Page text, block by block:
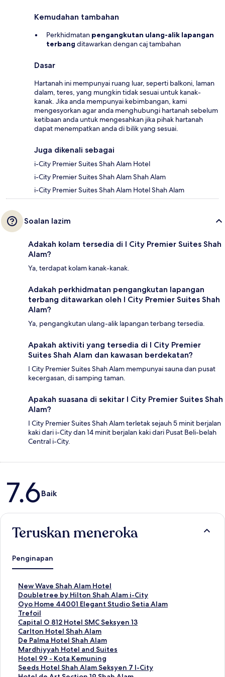
Kemudahan tambahan
Perkhidmatan pengangkutan ulang-alik lapangan
terbang ditawarkan dengan caj tambahan
Dasar
Hartanah ini mempunyai ruang luar, seperti balkoni, laman
dalam, teres, yang mungkin tidak sesuai untuk kanak-
kanak. Jika anda mempunyai kebimbangan, kami
mengesyorkan agar anda menghubungi hartanah sebelum
ketibaan anda untuk mengesahkan jika pihak hartanah
dapat menempatkan anda di bilik yang sesuai.
Juga dikenali sebagai
i-City Premier Suites Shah Alam Hotel
i-City Premier Suites Shah Alam Shah Alam
i-City Premier Suites Shah Alam Hotel Shah Alam
Soalan lazim
Adakah kolam tersedia di I City Premier Suites Shah
Alam?
Ya, terdapat kolam kanak-kanak.
Adakah perkhidmatan pengangkutan lapangan
terbang ditawarkan oleh I City Premier Suites Shah
Alam?
Ya, pengangkutan ulang-alik lapangan terbang tersedia.
Apakah aktiviti yang tersedia di I City Premier
Suites Shah Alam dan kawasan berdekatan?
I City Premier Suites Shah Alam mempunyai sauna dan pusat
kecergasan, di samping taman.
Apakah suasana di sekitar I City Premier Suites Shah
Alam?
I City Premier Suites Shah Alam terletak sejauh 5 minit berjalan
kaki dari i-City dan 14 minit berjalan kaki dari Pusat Beli-belah
Central i-City.
Ulasan
7.6Baik
Teruskan meneroka
Penginapan
New Wave Shah Alam Hotel
P
a
u
t
a
n
S
t
a
n
Doubletree by Hilton Shah Alam i-City
P
a
u
t
a
n
S
t
a
Oyo Home 44001 Elegant Studio Setia Alam
Trefoil
P
a
u
t
a
n
S
t
Capital O 812 Hotel SMC Seksyen 13
P
a
u
t
a
n
Carlton Hotel Shah Alam
P
a
u
t
a
De Palma Hotel Shah Alam
P
a
u
t
Mardhiyyah Hotel and Suites
P
a
u
Hotel 99 - Kota Kemuning
P
a
Seeds Hotel Shah Alam Seksyen 7 I-City
P